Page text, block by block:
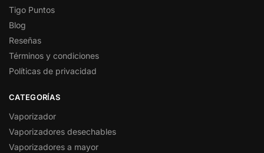
Tigo Puntos
Blog
Reseñas
Términos y condiciones
Políticas de privacidad
CATEGORÍAS
Vaporizador
Vaporizadores desechables
Vaporizadores a mayor